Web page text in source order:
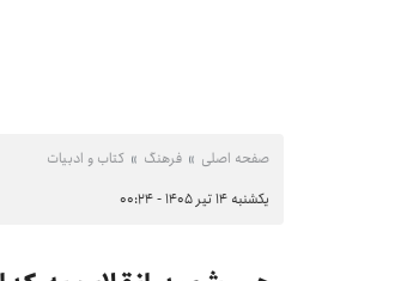
صفحه اصلی فرهنگ کتاب و ادبیات
یکشنبه ۱۴ تیر ۱۴۰۵ - ۰۰:۲۴